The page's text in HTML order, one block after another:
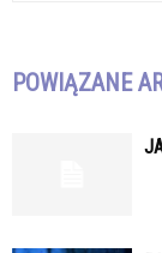
POWIĄZANE